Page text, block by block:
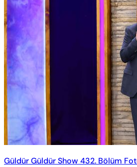
Güldür Güldür Show 432. Bölüm